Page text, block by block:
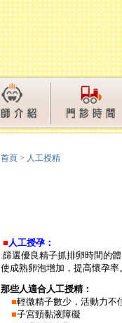
首頁 > 人工授精
■人工授孕：
.篩選優良精子抓排卵時間的
使成熟卵泡增加，提高懷孕率
那些人適合人工授精：
■輕微精子數少，活動力不
■子宮頸黏液障礙